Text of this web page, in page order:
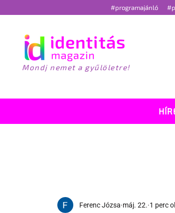
#programajánló
Mondj nemet a gyűlöletre!
Ferenc Józsa máj. 22. 1 perc